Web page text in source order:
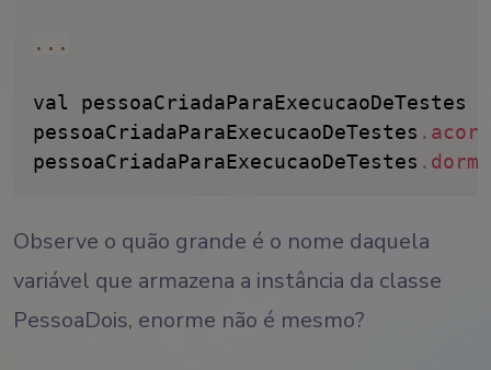
...
val pessoaCriadaParaExecucaoDeTestes
pessoaCriadaParaExecucaoDeTestes .
pessoaCriadaParaExecucaoDeTestes .
Observe o quão grande é o nome daquela
variável que armazena a instância da classe
PessoaDois, enorme não é mesmo?